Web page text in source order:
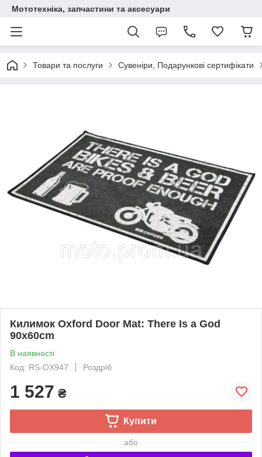
Мототехніка, запчастини та аксесуари
Товари та послуги Сувеніри, Подарункові сертифікати
Килимок Oxford Door Mat: There Is a God
90x60cm
В наявності
Код: RS-OX947
Роздріб
1 527 ₴
Купити
або